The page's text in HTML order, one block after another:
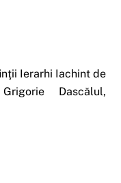
Ierarhi Iachint de
Dascălul,